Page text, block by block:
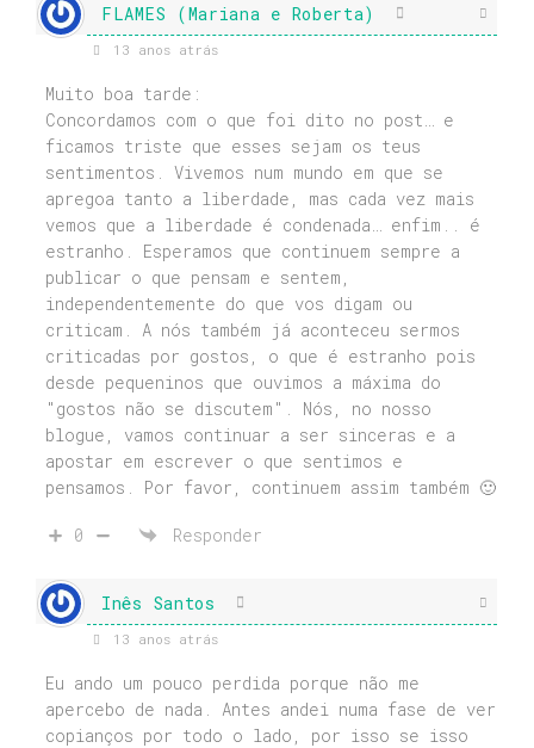
FLAMES (Mariana e Roberta)
13 anos atrás
Muito boa tarde:
Concordamos com o que foi dito no post… e
ficamos triste que esses sejam os teus
sentimentos. Vivemos num mundo em que se
apregoa tanto a liberdade, mas cada vez mais
vemos que a liberdade é condenada… enfim.. é
estranho. Esperamos que continuem sempre a
publicar o que pensam e sentem,
independentemente do que vos digam ou
criticam. A nós também já aconteceu sermos
criticadas por gostos, o que é estranho pois
desde pequeninos que ouvimos a máxima do
"gostos não se discutem". Nós, no nosso
blogue, vamos continuar a ser sinceras e a
apostar em escrever o que sentimos e
pensamos. Por favor, continuem assim também 🙂
0 Responder
Inês Santos
13 anos atrás
Eu ando um pouco perdida porque não me
apercebo de nada. Antes andei numa fase de ver
copianços por todo o lado, por isso se isso